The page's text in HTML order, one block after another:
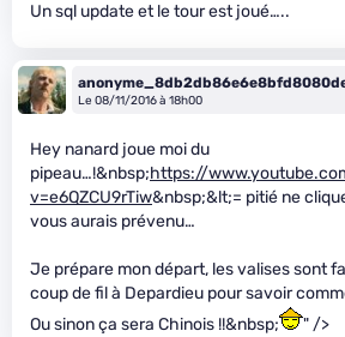
Un sql update et le tour est joué…..
Le 08/11/2016 à 18h00
Hey nanard joue moi du
pipeau…!&nbsp;https://
v=e6QZCU9rTiw&nbsp;&lt;= pitié ne
vous aurais prévenu…
Je prépare mon départ, les valises sont
coup de fil à Depardieu pour savoir
Ou sinon ça sera Chinois !!&nbsp;
" />